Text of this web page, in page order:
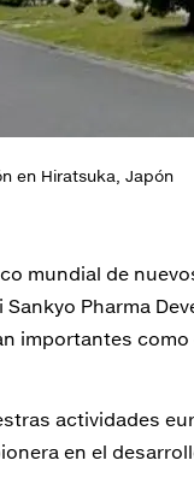
en Hiratsuka, Japón
mundial de
Pharma
importantes
actividades
en el